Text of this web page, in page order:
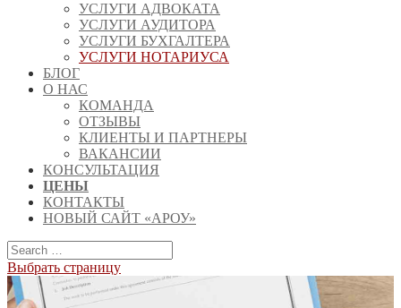
УСЛУГИ АДВОКАТА
УСЛУГИ АУДИТОРА
УСЛУГИ БУХГАЛТЕРА
УСЛУГИ НОТАРИУСА
БЛОГ
О НАС
КОМАНДА
ОТЗЫВЫ
КЛИЕНТЫ И ПАРТНЕРЫ
ВАКАНСИИ
КОНСУЛЬТАЦИЯ
ЦЕНЫ
КОНТАКТЫ
НОВЫЙ САЙТ «АРОУ»
Выбрать страницу